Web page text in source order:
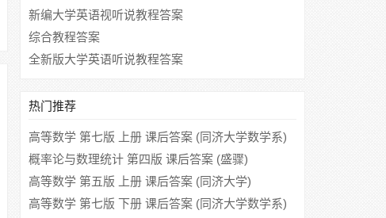
新编大学英语视听说教程答案
综合教程答案
全新版大学英语听说教程答案
热门推荐
高等数学 第七版 上册 课后答案 (同济大学数学系)
概率论与数理统计 第四版 课后答案 (盛骤)
高等数学 第五版 上册 课后答案 (同济大学)
高等数学 第七版 下册 课后答案 (同济大学数学系)